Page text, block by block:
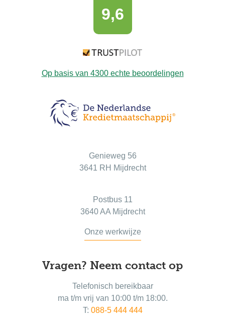
9,6
Op basis van 4300echte beoordelingen
Genieweg 56
3641 RH Mijdrecht
Postbus 11
3640 AA Mijdrecht
Onze werkwijze
Vragen? Neem contact op
Telefonisch bereikbaar
ma t/m vrij van 10:00 t/m 18:00.
T: 088-5 444 444